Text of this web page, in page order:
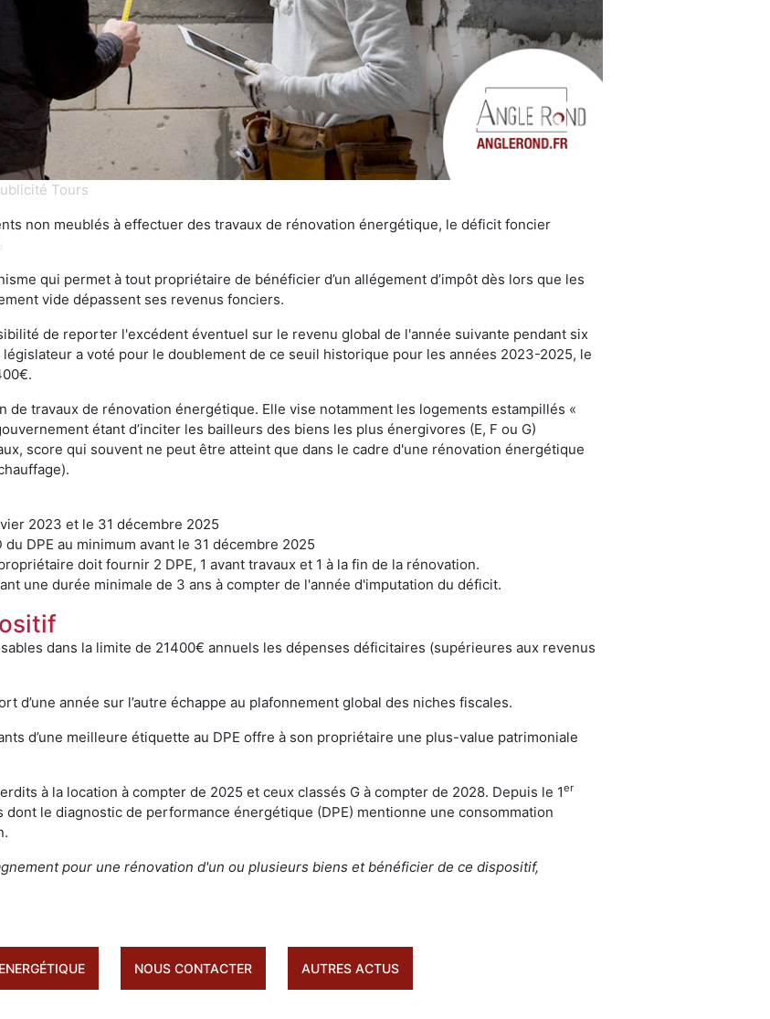
Tours
non meublés à effectuer des travaux de rénovation énergétique, le déficit foncier
qui permet à tout propriétaire de bénéficier d’un allégement d’impôt dès lors que les
vide dépassent ses revenus fonciers.
de reporter l'excédent éventuel sur le revenu global de l'année suivante pendant six
a voté pour le doublement de ce seuil historique pour les années 2023-2025, le
de travaux de rénovation énergétique. Elle vise notamment les logements estampillés «
étant d’inciter les bailleurs des biens les plus énergivores (E, F ou G)
score qui souvent ne peut être atteint que dans le cadre d'une rénovation énergétique
2023 et le 31 décembre 2025
DPE au minimum avant le 31 décembre 2025
doit fournir 2 DPE, 1 avant travaux et 1 à la fin de la rénovation.
une durée minimale de 3 ans à compter de l'année d'imputation du déficit.
dans la limite de 21400€ annuels les dépenses déficitaires (supérieures aux revenus
d’une année sur l’autre échappe au plafonnement global des niches fiscales.
d’une meilleure étiquette au DPE offre à son propriétaire une plus-value patrimoniale
à la location à compter de 2025 et ceux classés G à compter de 2028. Depuis le 1er
le diagnostic de performance énergétique (DPE) mentionne une consommation
pour une rénovation d'un ou plusieurs biens et bénéficier de ce dispositif,
NOUS CONTACTER AUTRES ACTUS